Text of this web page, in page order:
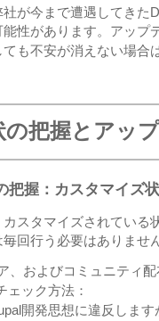
社が今まで遭遇してきた
性があります。アップ
ても不安が消えない場合
の把握とアッ
把握：カスタマイズ
カスタマイズされている
回行う必要はありませ
、およびコミュニティ
ェック方法：
開発思想に違反しま